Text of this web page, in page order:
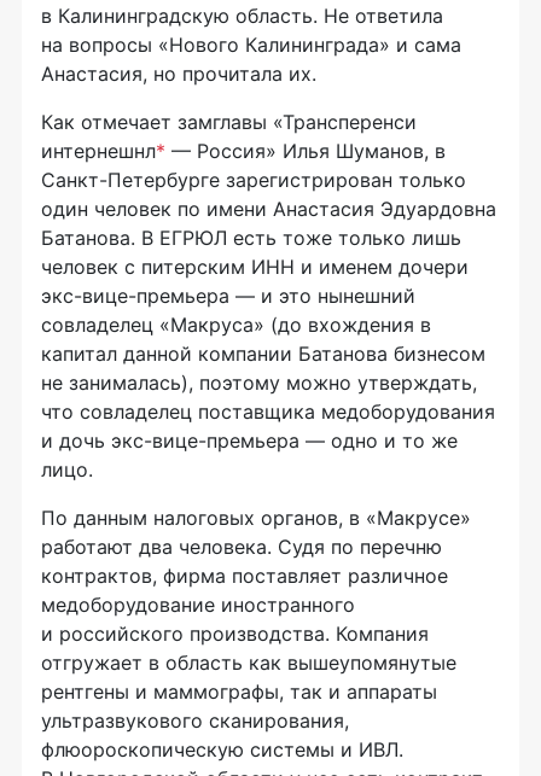
в Калининградскую область. Не ответила
на вопросы «Нового Калининграда» и сама
Анастасия, но прочитала их.
Как отмечает замглавы «Трансперенси
интернешнл* — Россия» Илья Шуманов, в
Санкт-Петербурге зарегистрирован только
один человек по имени Анастасия Эдуардовна
Батанова. В ЕГРЮЛ есть тоже только лишь
человек с питерским ИНН и именем дочери
экс-вице-премьера — и это нынешний
совладелец «Макруса» (до вхождения в
капитал данной компании Батанова бизнесом
не занималась), поэтому можно утверждать,
что совладелец поставщика медоборудования
и дочь экс-вице-премьера — одно и то же
лицо.
По данным налоговых органов, в «Макрусе»
работают два человека. Судя по перечню
контрактов, фирма поставляет различное
медоборудование иностранного
и российского производства. Компания
отгружает в область как вышеупомянутые
рентгены и маммографы, так и аппараты
ультразвукового сканирования,
флюороскопическую системы и ИВЛ.